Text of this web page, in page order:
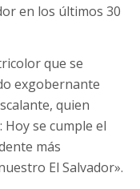
en los últimos 30
que se
exgobernante
quien
se cumple el
más
El Salvador».